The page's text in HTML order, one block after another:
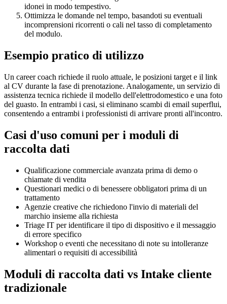
idonei in modo tempestivo.
Ottimizza le domande nel tempo, basandoti su eventuali
incomprensioni ricorrenti o cali nel tasso di completamento
del modulo.
Esempio pratico di utilizzo
Un career coach richiede il ruolo attuale, le posizioni target e il link
al CV durante la fase di prenotazione. Analogamente, un servizio di
assistenza tecnica richiede il modello dell'elettrodomestico e una foto
del guasto. In entrambi i casi, si eliminano scambi di email superflui,
consentendo a entrambi i professionisti di arrivare pronti all'incontro.
Casi d'uso comuni per i moduli di
raccolta dati
Qualificazione commerciale avanzata prima di demo o
chiamate di vendita
Questionari medici o di benessere obbligatori prima di un
trattamento
Agenzie creative che richiedono l'invio di materiali del
marchio insieme alla richiesta
Triage IT per identificare il tipo di dispositivo e il messaggio
di errore specifico
Workshop o eventi che necessitano di note su intolleranze
alimentari o requisiti di accessibilità
Moduli di raccolta dati vs Intake cliente
tradizionale